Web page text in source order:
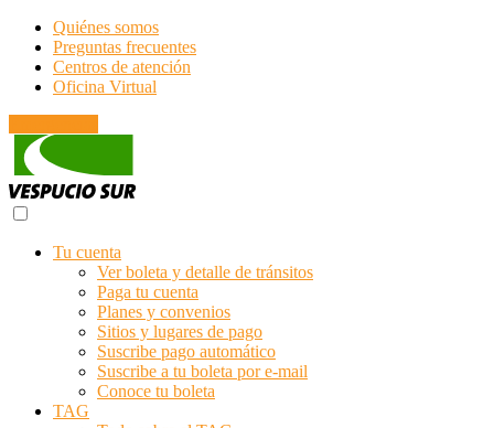
Quiénes somos
Preguntas frecuentes
Centros de atención
Oficina Virtual
Tu cuenta
Ver boleta y detalle de tránsitos
Paga tu cuenta
Planes y convenios
Sitios y lugares de pago
Suscribe pago automático
Suscribe a tu boleta por e-mail
Conoce tu boleta
TAG